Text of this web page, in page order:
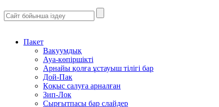
Пакет
Вакуумдық
Ауа-көпіршікті
Арнайы қолға ұстауыш тілігі бар
Дой-Пак
Қоқыс салуға арналған
Зип-Лок
Сырғытпасы бар слайдер